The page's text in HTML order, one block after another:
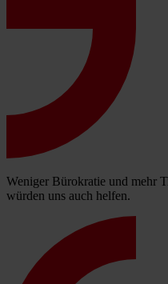
Weniger Bürokratie und mehr
würden uns auch helfen.